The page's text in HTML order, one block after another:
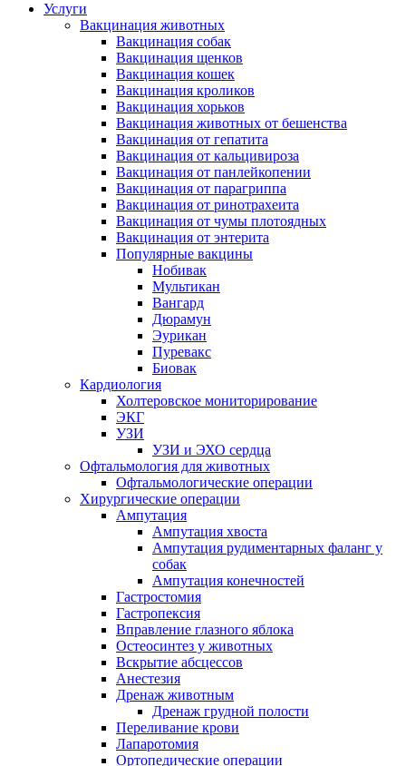
Услуги
Вакцинация животных
Вакцинация собак
Вакцинация щенков
Вакцинация кошек
Вакцинация кроликов
Вакцинация хорьков
Вакцинация животных от бешенства
Вакцинация от гепатита
Вакцинация от кальцивироза
Вакцинация от панлейкопении
Вакцинация от парагриппа
Вакцинация от ринотрахеита
Вакцинация от чумы плотоядных
Вакцинация от энтерита
Популярные вакцины
Нобивак
Мультикан
Вангард
Дюрамун
Эурикан
Пуревакс
Биовак
Кардиология
Холтеровское мониторирование
ЭКГ
УЗИ
УЗИ и ЭХО сердца
Офтальмология для животных
Офтальмологические операции
Хирургические операции
Ампутация
Ампутация хвоста
Ампутация рудиментарных фаланг у
собак
Ампутация конечностей
Гастростомия
Гастропексия
Вправление глазного яблока
Остеосинтез у животных
Вскрытие абсцессов
Анестезия
Дренаж животным
Дренаж грудной полости
Переливание крови
Лапаротомия
Ортопедические операции